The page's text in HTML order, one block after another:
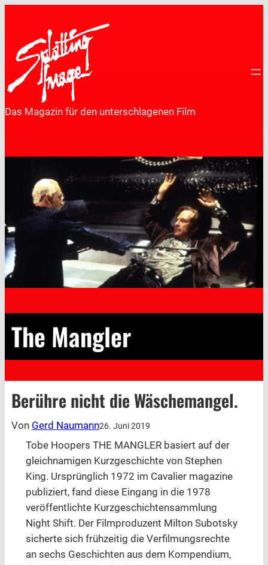
springen
Das Magazin für den unterschlagenen Film
The Mangler
Berühre nicht die Wäschemangel.
Von Gerd Naumann26. Juni 2019
Tobe Hoopers THE MANGLER basiert auf der
gleichnamigen Kurzgeschichte von Stephen
King. Ursprünglich 1972 im Cavalier magazine
publiziert, fand diese Eingang in die 1978
veröffentlichte Kurzgeschichtensammlung
Night Shift. Der Filmproduzent Milton Subotsky
sicherte sich frühzeitig die Verfilmungsrechte
an sechs Geschichten aus dem Kompendium,